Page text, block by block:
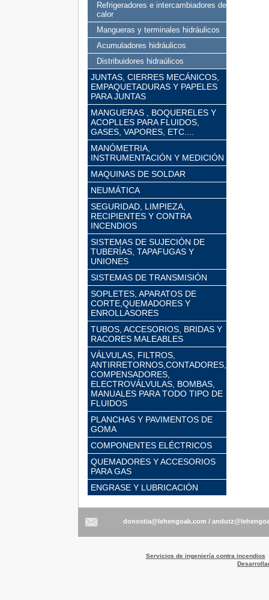
Refrigeradores e intercambiadores de
calor
Mangueras y terminales hidráulicos
Acumuladores hidráulicos
Distribuidores hidraúlicos
JUNTAS, CIERRES MECÁNICOS,
EMPAQUETADURAS Y PAPELES
PARA JUNTAS
MANGUERAS , BOQUERELES Y
ACOPLLES PARA FLUIDOS,
GASES, VAPORES, ETC....
MANÓMETRIA,
INSTRUMENTACIÓN Y MEDICIÓN
MAQUINAS DE SOLDAR
NEUMÁTICA
SEGURIDAD, LIMPIEZA,
RECIPIENTES Y CONTRA
INCENDIOS
SISTEMAS DE SUJECIÓN DE
TUBERÍAS, TAPAFUGAS Y
UNIONES
SISTEMAS DE TRANSMISIÓN
SOPLETES, APARATOS DE
CORTE,QUEMADORES Y
ENROLLASORES
TUBOS, ACCESORIOS, BRIDAS Y
RACORES MALEABLES
VÁLVULAS, FILTROS,
ANTIRRETORNOS,CONTADORES,
COMPENSADORES,
ELECTROVÁLVULAS, BOMBAS,
MANUALES PARA TODO TIPO DE
FLUIDOS
PLANCHAS Y PAVIMENTOS DE
GOMA
COMPONENTES ELÉCTRICOS
QUEMADORES Y ACCESORIOS
PARA GAS
ENGRASE Y LUBRICACIÓN
/
Servicios de ingeniería contra incendios